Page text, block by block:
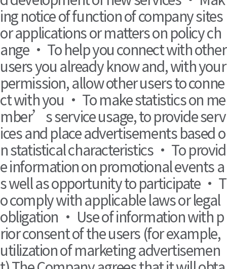
ing notice of function of company sites
or applications or matters on policy ch
ange • To help you connect with other
users you already know and, with your
permission, allow other users to conne
ct with you • To make statistics on me
mber’s service usage, to provide serv
ices and place advertisements based o
n statistical characteristics • To provid
e information on promotional events a
s well as opportunity to participate • T
o comply with applicable laws or legal
obligation • Use of information with p
rior consent of the users (for example,
utilization of marketing advertisemen